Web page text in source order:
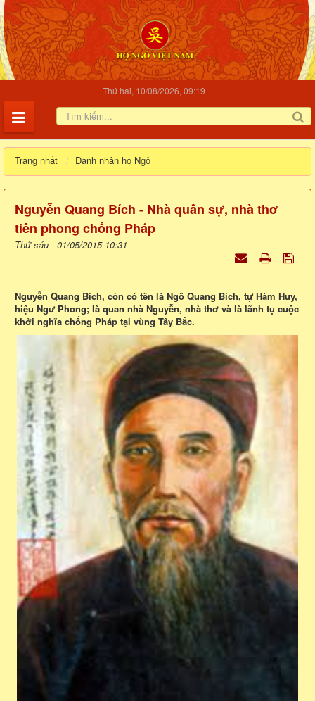
Thứ hai, 10/08/2026, 09:19
Trang nhất Danh nhân họ Ngô
Nguyễn Quang Bích - Nhà quân sự, nhà thơ
tiên phong chống Pháp
Thứ sáu - 01/05/2015 10:31
Nguyễn Quang Bích, còn có tên là Ngô Quang Bích, tự Hàm Huy,
hiệu Ngư Phong; là quan nhà Nguyễn, nhà thơ và là lãnh tụ cuộc
khởi nghĩa chống Pháp tại vùng Tây Bắc.